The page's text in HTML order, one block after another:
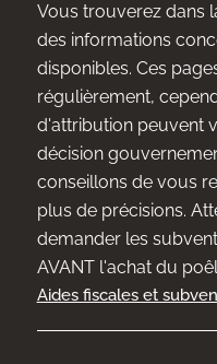
Vous trouverez dans
des informations
disponibles. Ces
régulièrement,
d'attribution peuvent
décision
conseillons de vous
plus de précisions.
demander les
AVANT l'achat du
Aides fiscales et